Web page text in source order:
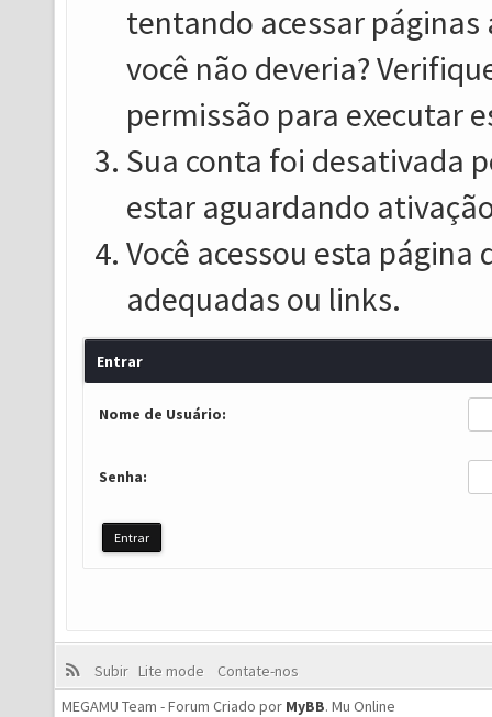
tentando acessar
você não deveria?
permissão para executar
Sua conta foi desativada
estar aguardando
Você acessou esta
adequadas ou links.
Entrar
Nome de Usuário:
Senha:
Subir Lite mode
Contate-nos
MEGAMU Team - Forum Criado por MyBB. Mu Online